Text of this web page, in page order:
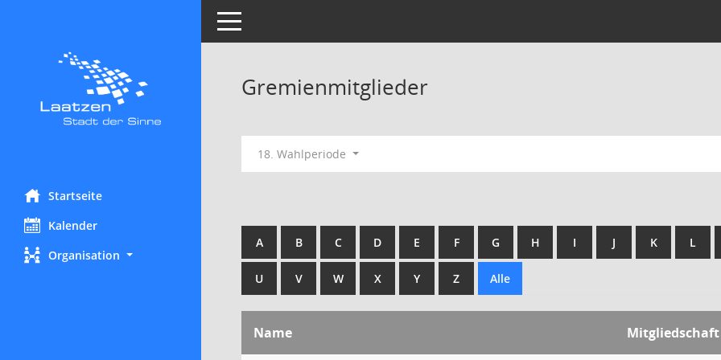
Startseite
Kalender
Organisation
Toggle navigation
Gremienmitglieder
18. Wahlperiode
A B C D E F G H I J K L
U V W X Y Z Alle
Name Mitgliedschaft